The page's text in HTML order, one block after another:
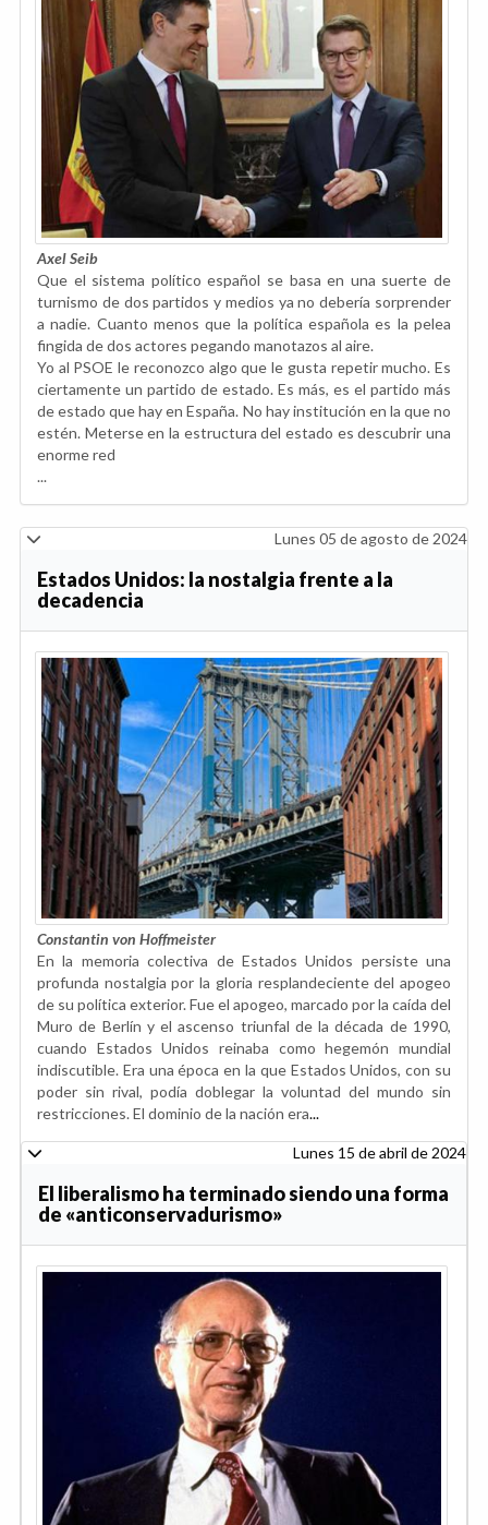
Axel Seib
Que el sistema político español se basa en una suerte de
turnismo de dos partidos y medios ya no debería sorprender
a nadie. Cuanto menos que la política española es la pelea
fingida de dos actores pegando manotazos al aire.
Yo al PSOE le reconozco algo que le gusta repetir mucho. Es
ciertamente un partido de estado. Es más, es el partido más
de estado que hay en España. No hay institución en la que no
estén. Meterse en la estructura del estado es descubrir una
enorme red
...
Lunes 05 de agosto de 2024
Estados Unidos: la nostalgia frente a la
decadencia
Constantin von Hoffmeister
En la memoria colectiva de Estados Unidos persiste una
profunda nostalgia por la gloria resplandeciente del apogeo
de su política exterior. Fue el apogeo, marcado por la caída del
Muro de Berlín y el ascenso triunfal de la década de 1990,
cuando Estados Unidos reinaba como hegemón mundial
indiscutible. Era una época en la que Estados Unidos, con su
poder sin rival, podía doblegar la voluntad del mundo sin
restricciones. El dominio de la nación era...
Lunes 15 de abril de 2024
El liberalismo ha terminado siendo una forma
de «anticonservadurismo»